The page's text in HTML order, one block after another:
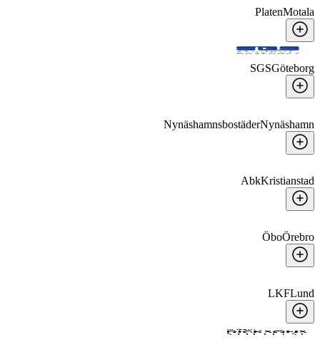
PlatenMotala
SGSGöteborg
NynäshamnsbostäderNynäshamn
AbkKristianstad
ÖboÖrebro
LKFLund